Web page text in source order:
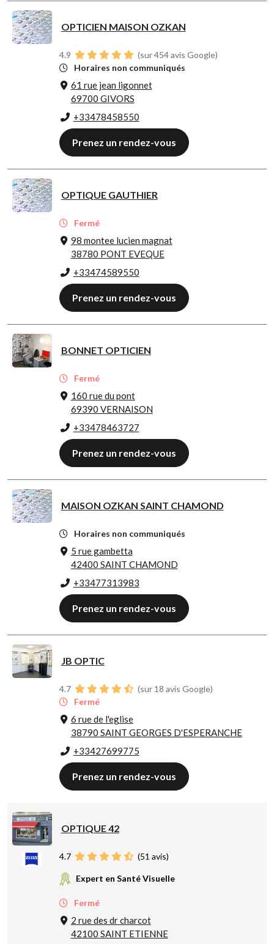
OPTICIEN MAISON OZKAN
4.9
(sur 454 avis Google)
Horaires non communiqués
61 rue jean ligonnet
69700 GIVORS
+33478458550
Prenez un rendez-vous
OPTIQUE GAUTHIER
Fermé
98 montee lucien magnat
38780 PONT EVEQUE
+33474589550
Prenez un rendez-vous
BONNET OPTICIEN
Fermé
160 rue du pont
69390 VERNAISON
+33478463727
Prenez un rendez-vous
MAISON OZKAN SAINT CHAMOND
Horaires non communiqués
5 rue gambetta
42400 SAINT CHAMOND
+33477313983
Prenez un rendez-vous
JB OPTIC
4.7
(sur 18 avis Google)
Fermé
6 rue de l'eglise
38790 SAINT GEORGES D'ESPERANCHE
+33427699775
Prenez un rendez-vous
OPTIQUE 42
4.7 (51 avis)
Expert en Santé Visuelle
Fermé
2 rue des dr charcot
42100 SAINT ETIENNE